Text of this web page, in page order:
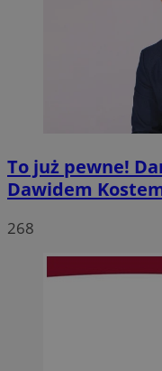
To już pewne!
Dawidem
268